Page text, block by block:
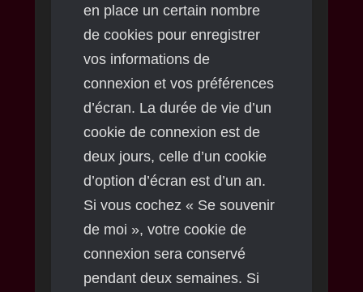
en place un certain nombre
de cookies pour enregistrer
vos informations de
connexion et vos préférences
d’écran. La durée de vie d’un
cookie de connexion est de
deux jours, celle d’un cookie
d’option d’écran est d’un an.
Si vous cochez « Se souvenir
de moi », votre cookie de
connexion sera conservé
pendant deux semaines. Si